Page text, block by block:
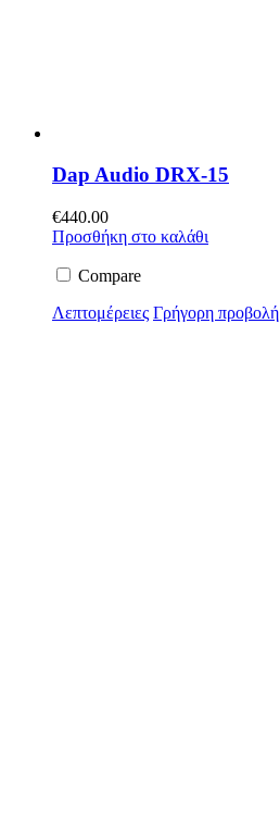
Dap Audio DRX-15
€440.00
Προσθήκη στο καλάθι
Compare
Λεπτομέρειες Γρήγορη προβολή